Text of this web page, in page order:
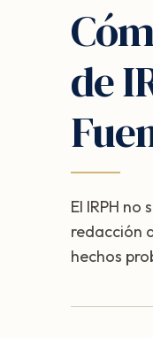
de
El IRPH
redacción
hechos